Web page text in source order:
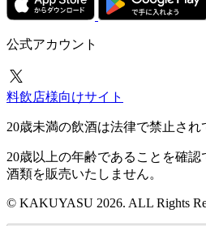
公式アカウント
料飲店様向けサイト
20歳未満の飲酒は法律で禁止され
20歳以上の年齢であることを確認
酒類を販売いたしません。
© KAKUYASU 2026. ALL Rights